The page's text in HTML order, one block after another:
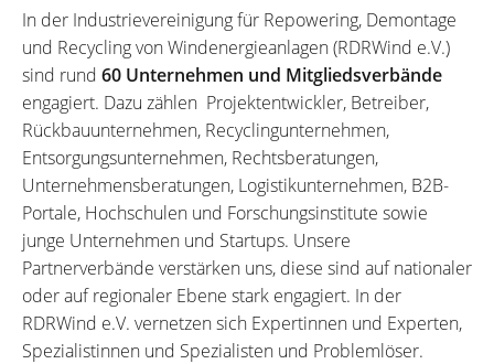
In der Industrievereinigung für Repowering, Demontage
und Recycling von Windenergieanlagen (RDRWind e.V.)
sind rund 60 Unternehmen und Mitgliedsverbände
engagiert. Dazu zählen Projektentwickler, Betreiber,
Rückbauunternehmen, Recyclingunternehmen,
Entsorgungsunternehmen, Rechtsberatungen,
Unternehmensberatungen, Logistikunternehmen, B2B-
Portale, Hochschulen und Forschungsinstitute sowie
junge Unternehmen und Startups. Unsere
Partnerverbände verstärken uns, diese sind auf nationaler
oder auf regionaler Ebene stark engagiert. In der
RDRWind e.V. vernetzen sich Expertinnen und Experten,
Spezialistinnen und Spezialisten und Problemlöser.